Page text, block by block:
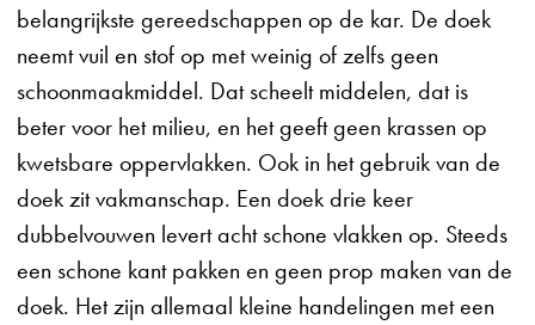
belangrijkste gereedschappen op de kar. De doek
neemt vuil en stof op met weinig of zelfs geen
schoonmaakmiddel. Dat scheelt middelen, dat is
beter voor het milieu, en het geeft geen krassen op
kwetsbare oppervlakken. Ook in het gebruik van de
doek zit vakmanschap. Een doek drie keer
dubbelvouwen levert acht schone vlakken op. Steeds
een schone kant pakken en geen prop maken van de
doek. Het zijn allemaal kleine handelingen met een